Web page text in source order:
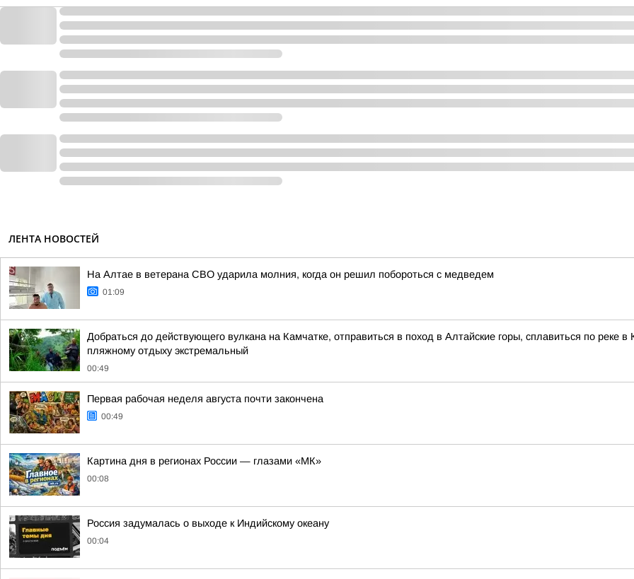
ЛЕНТА НОВОСТЕЙ
На Алтае в ветерана СВО ударила молния, когда он решил побороться с медведем
01:09
Добраться до действующего вулкана на Камчатке, отправиться в поход в Алтайские горы, сплавиться по
пляжному отдыху экстремальный
00:49
Первая рабочая неделя августа почти закончена
00:49
Картина дня в регионах России — глазами «МК»
00:08
Россия задумалась о выходе к Индийскому океану
00:04